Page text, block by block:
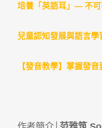
培養「英語耳」— 不
兒童認知發展與語言學
【發音教學】掌握發